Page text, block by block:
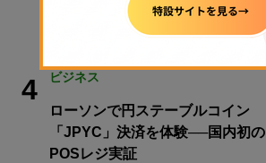
2026年5月22日 12:08
4 ビジネス
ローソンで円ステーブルコイン
「JPYC」決済を体験──国内初の
POSレジ実証